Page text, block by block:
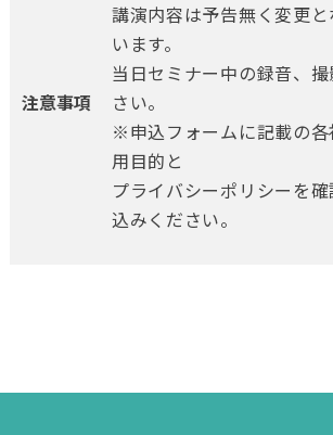
注意事項
講演内容は予告無く変更
います。
当日セミナー中の録音、
さい。
※申込フォームに記載の
用目的と
プライバシーポリシーを
込みください。